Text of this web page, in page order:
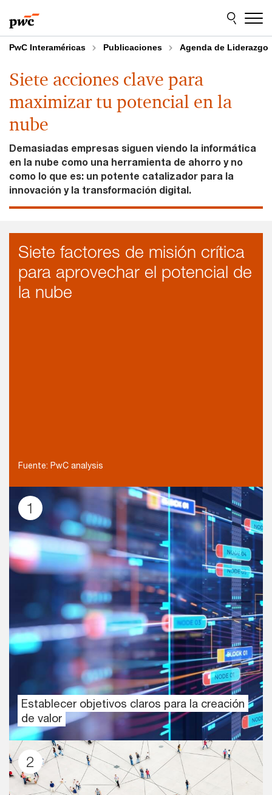
to
content
to
footer
PwC Interaméricas Publicaciones Agenda de Liderazgo
Siete acciones clave para
maximizar tu potencial en la
nube
Demasiadas empresas siguen viendo la informática
en la nube como una herramienta de ahorro y no
como lo que es: un potente catalizador para la
innovación y la transformación digital.
Siete factores de misión crítica
para aprovechar el potencial de
la nube
Fuente: PwC analysis
1
Establecer objetivos claros para la creación
de valor
2